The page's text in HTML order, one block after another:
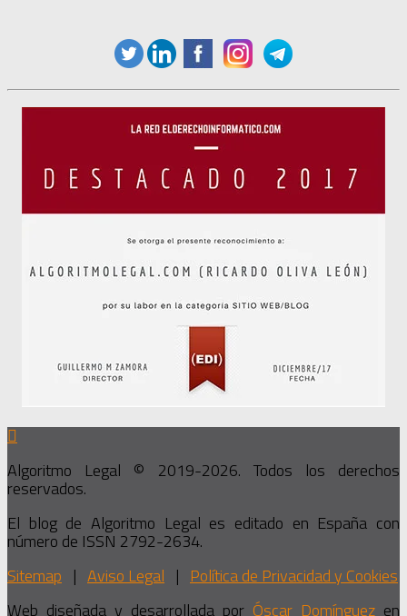
Algoritmo Legal © 2019-2026. Todos los derechos
reservados.
El blog de Algoritmo Legal es editado en España con
número de ISSN 2792-2634.
Sitemap | Aviso Legal | Política de Privacidad y Cookies
Web diseñada y desarrollada por Óscar Domínguez en